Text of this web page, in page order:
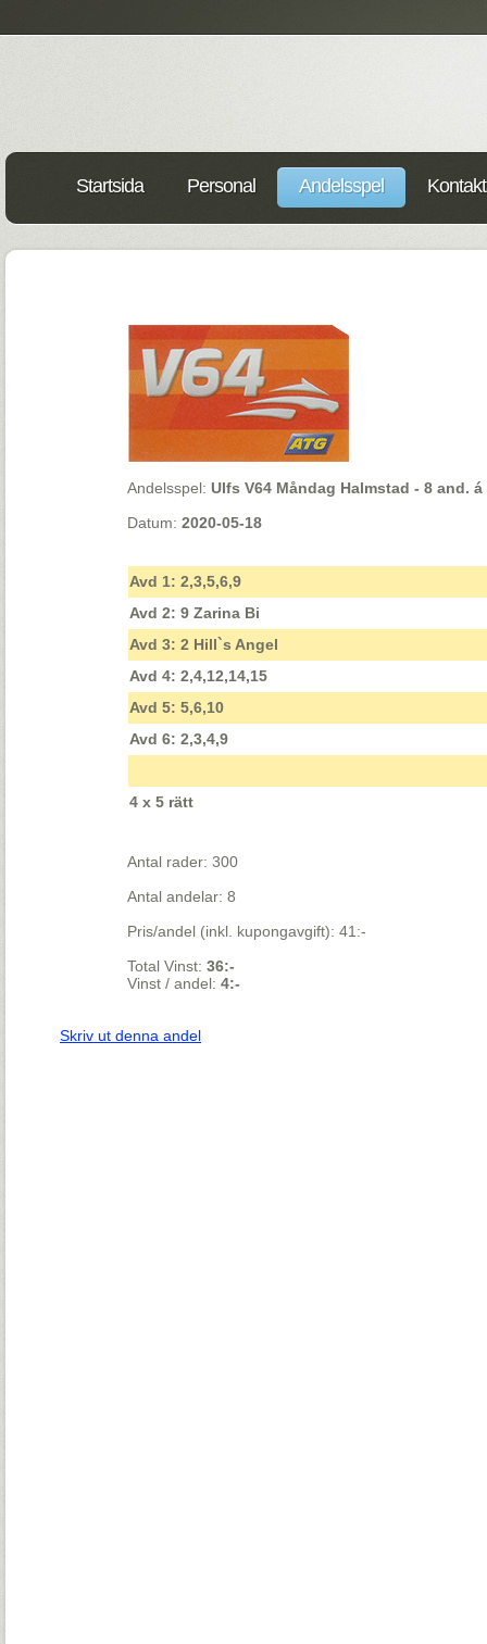
Startsida Personal Andelsspel
Andelsspel:Ulfs V64 Måndag Halmstad - 8 and. á
Datum:2020-05-18
Avd 1: 2,3,5,6,9
Avd 2: 9 Zarina Bi
Avd 3: 2 Hill`s Angel
Avd 4: 2,4,12,14,15
Avd 5: 5,6,10
Avd 6: 2,3,4,9
4 x 5 rätt
Antal rader: 300
Antal andelar: 8
Pris/andel (inkl. kupongavgift): 41:-
Total Vinst:36:-
Vinst / andel:4:-
Skriv ut denna andel